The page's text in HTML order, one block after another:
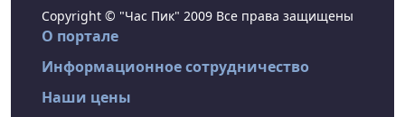
Copyright © "Час Пик" 2009 Все права защищены
О портале
Информационное сотрудничество
Наши цены